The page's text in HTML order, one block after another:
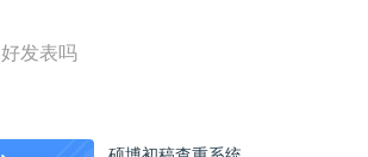
发表吗